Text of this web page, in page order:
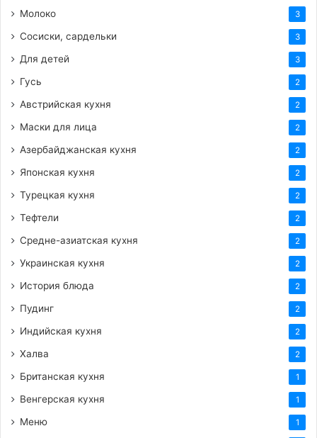
Молоко 3
Сосиски, сардельки 3
Для детей 3
Гусь 2
Австрийская кухня 2
Маски для лица 2
Азербайджанская кухня 2
Японская кухня 2
Турецкая кухня 2
Тефтели 2
Средне-азиатская кухня 2
Украинская кухня 2
История блюда 2
Пудинг 2
Индийская кухня 2
Халва 2
Британская кухня 1
Венгерская кухня 1
Меню 1